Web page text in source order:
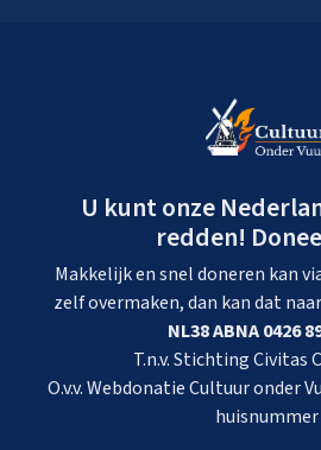
U kunt onze
redden!
Makkelijk en snel doneren kan
zelf overmaken, dan kan dat
NL38 ABNA 0426
T.n.v. Stichting Civitas
O.v.v. Webdonatie Cultuur onder
huisnummer